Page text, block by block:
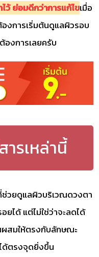
ว้ ย่อมดีกว่าการแก้ไขเมื่อ
งการเริ่มต้นดูแลผิวรอบ
องการเลยครับ
รเหล่านี้
วยดูแลผิวบริเวณดวงตา
ยได้ แต่ไม่ใช่ว่าจะลดได้
ผสมให้ตรงกับลักษณะ
ด้ตรงจุดยิ่งขึ้น